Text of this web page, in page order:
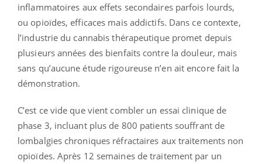
inflammatoires aux effets secondaires parfois lourds,
ou opioïdes, efficaces mais addictifs. Dans ce contexte,
l’industrie du cannabis thérapeutique promet depuis
plusieurs années des bienfaits contre la douleur, mais
sans qu’aucune étude rigoureuse n’en ait encore fait la
démonstration.
C’est ce vide que vient combler un essai clinique de
phase 3, incluant plus de 800 patients souffrant de
lombalgies chroniques réfractaires aux traitements non
opioïdes. Après 12 semaines de traitement par un